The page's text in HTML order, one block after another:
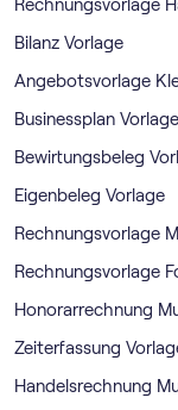
Rechnungsvorlage
Bilanz Vorlage
Angebotsvorlage
Businessplan Vorlage
Bewirtungsbeleg
Eigenbeleg Vorlage
Rechnungsvorlage
Rechnungsvorlage
Honorarrechnung
Zeiterfassung
Handelsrechnung